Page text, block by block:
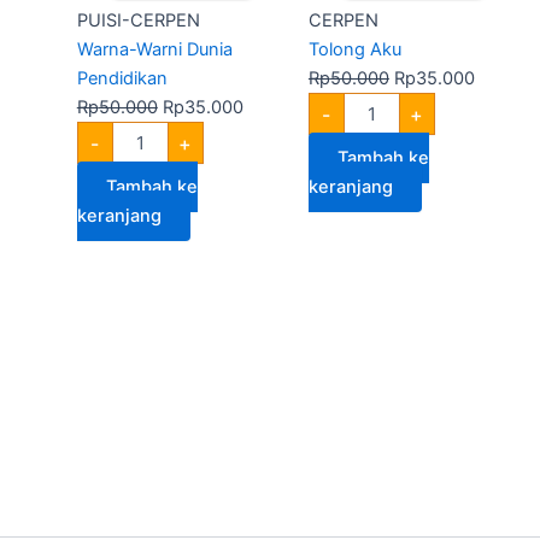
PUISI-CERPEN
Warna-Warni Dunia
Pendidikan
Rp50.000 Rp35.000
- +
Tambah ke
keranjang
CERPEN
Tolong Aku
Rp50.000 Rp35.000
- +
Tambah ke
keranjang